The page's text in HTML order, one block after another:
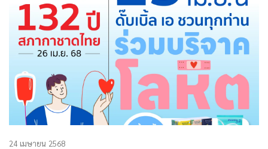
แห่งในกรุงเทพฯ และภาคบริการโลหิตแห่งชาติ 12 แห่ง ทั่ว
ประเทศ
24 เมษายน 2568